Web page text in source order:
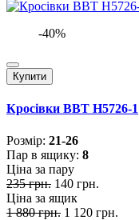
-40%
Купити
Кросівки BBT H5726-1
Розмiр: 21-26
Пар в ящику: 8
Ціна за пару
235 грн. 140 грн.
Ціна за ящик
1 880 грн. 1 120 грн.